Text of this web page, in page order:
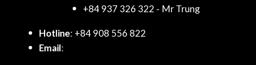
+84 937 326 322 - Mr Trung
Hotline: +84 908 556 822
Email: